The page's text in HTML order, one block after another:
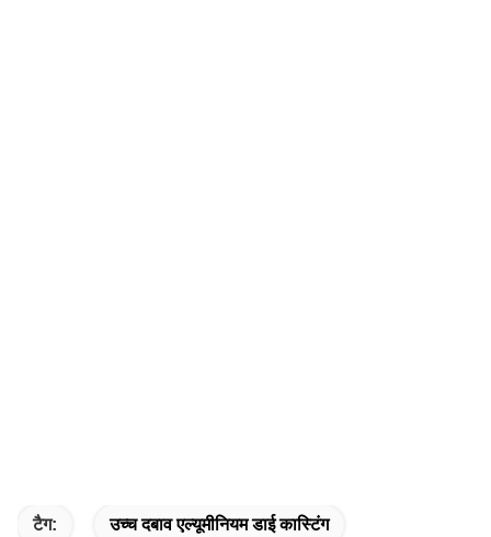
टैग: उच्च दबाव एल्यूमीनियम डाई कास्टिंग